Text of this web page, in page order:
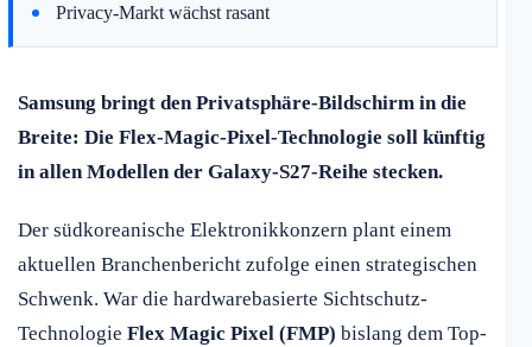
Privacy-Markt wächst rasant
Samsung bringt den Privatsphäre-Bildschirm in die
Breite: Die Flex-Magic-Pixel-Technologie soll künftig
in allen Modellen der Galaxy-S27-Reihe stecken.
Der südkoreanische Elektronikkonzern plant einem
aktuellen Branchenbericht zufolge einen strategischen
Schwenk. War die hardwarebasierte Sichtschutz-
Technologie Flex Magic Pixel (FMP) bislang dem Top-